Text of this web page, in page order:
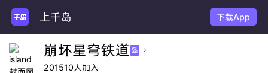
上千岛 下载App
崩坏星穹铁道 岛 
201510人加入